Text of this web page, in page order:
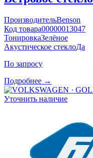
ПроизводительBenson
Код товара00000013047
ТонировкаЗелёное
Акустическое стеклоДа
По запросу
Подробнее →
Уточнить наличие